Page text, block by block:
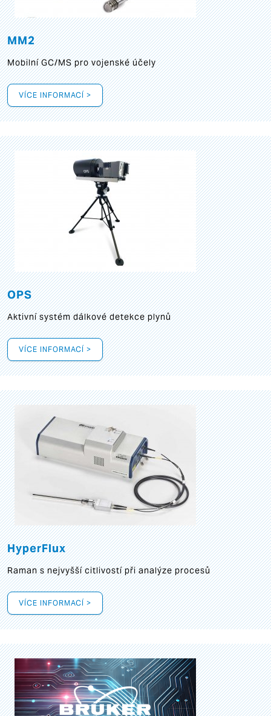
MM2
Mobilní GC/MS pro vojenské účely
VÍCE INFORMACÍ >
OPS
Aktivní systém dálkové detekce plynů
VÍCE INFORMACÍ >
HyperFlux
Raman s nejvyšší citlivostí při analýze procesů
VÍCE INFORMACÍ >